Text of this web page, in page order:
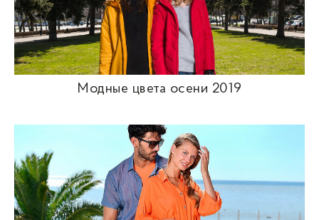
Модные цвета осени 2019